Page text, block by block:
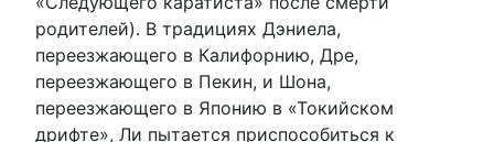
родителей). В традициях Дэниела,
переезжающего в Калифорнию, Дре,
переезжающего в Пекин, и Шона,
переезжающего в Японию в «Токийском
дрифте», Ли пытается приспособиться к